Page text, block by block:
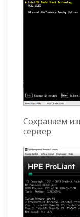
Сохраняем
сервер.